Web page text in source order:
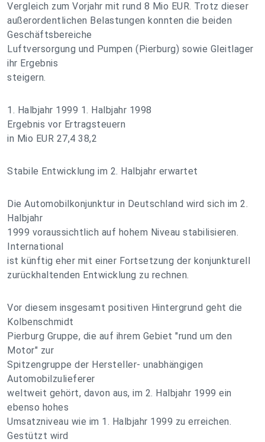
Vergleich zum Vorjahr mit rund 8 Mio EUR. Trotz dieser
außerordentlichen Belastungen konnten die beiden
Geschäftsbereiche
Luftversorgung und Pumpen (Pierburg) sowie Gleitlager
ihr Ergebnis
steigern.
1. Halbjahr 1999 1. Halbjahr 1998
Ergebnis vor Ertragsteuern
in Mio EUR 27,4 38,2
Stabile Entwicklung im 2. Halbjahr erwartet
Die Automobilkonjunktur in Deutschland wird sich im 2.
Halbjahr
1999 voraussichtlich auf hohem Niveau stabilisieren.
International
ist künftig eher mit einer Fortsetzung der konjunkturell
zurückhaltenden Entwicklung zu rechnen.
Vor diesem insgesamt positiven Hintergrund geht die
Kolbenschmidt
Pierburg Gruppe, die auf ihrem Gebiet "rund um den
Motor" zur
Spitzengruppe der Hersteller- unabhängigen
Automobilzulieferer
weltweit gehört, davon aus, im 2. Halbjahr 1999 ein
ebenso hohes
Umsatzniveau wie im 1. Halbjahr 1999 zu erreichen.
Gestützt wird